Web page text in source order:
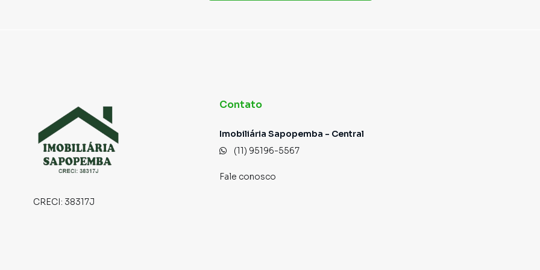
CRECI: 38317J
Contato
Imobiliária Sapopemba - Central
(11) 95196-5567
Fale conosco